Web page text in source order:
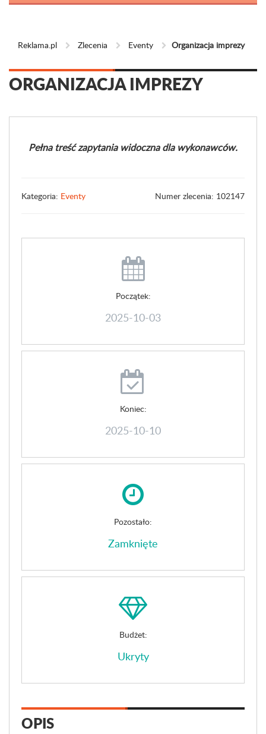
Reklama.pl Zlecenia Eventy Organizacja imprezy
ORGANIZACJA IMPREZY
Pełna treść zapytania widoczna dla wykonawców.
Kategoria: Eventy Numer zlecenia: 102147
Początek:
2025-10-03
Koniec:
2025-10-10
Pozostało:
Zamknięte
Budżet:
Ukryty
OPIS